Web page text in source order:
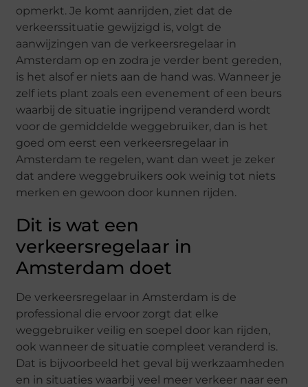
opmerkt. Je komt aanrijden, ziet dat de
verkeerssituatie gewijzigd is, volgt de
aanwijzingen van de verkeersregelaar in
Amsterdam op en zodra je verder bent gereden,
is het alsof er niets aan de hand was. Wanneer je
zelf iets plant zoals een evenement of een beurs
waarbij de situatie ingrijpend veranderd wordt
voor de gemiddelde weggebruiker, dan is het
goed om eerst een verkeersregelaar in
Amsterdam te regelen, want dan weet je zeker
dat andere weggebruikers ook weinig tot niets
merken en gewoon door kunnen rijden.
Dit is wat een
verkeersregelaar in
Amsterdam doet
De verkeersregelaar in Amsterdam is de
professional die ervoor zorgt dat elke
weggebruiker veilig en soepel door kan rijden,
ook wanneer de situatie compleet veranderd is.
Dat is bijvoorbeeld het geval bij werkzaamheden
en in situaties waarbij veel meer verkeer naar een